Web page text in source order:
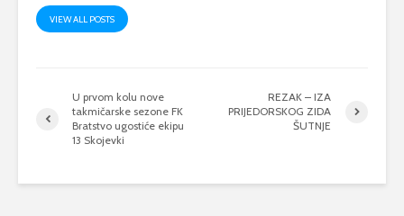
VIEW ALL POSTS
U prvom kolu nove
takmičarske sezone FK
Bratstvo ugostiće ekipu
13 Skojevki
REZAK – IZA
PRIJEDORSKOG ZIDA
ŠUTNJE